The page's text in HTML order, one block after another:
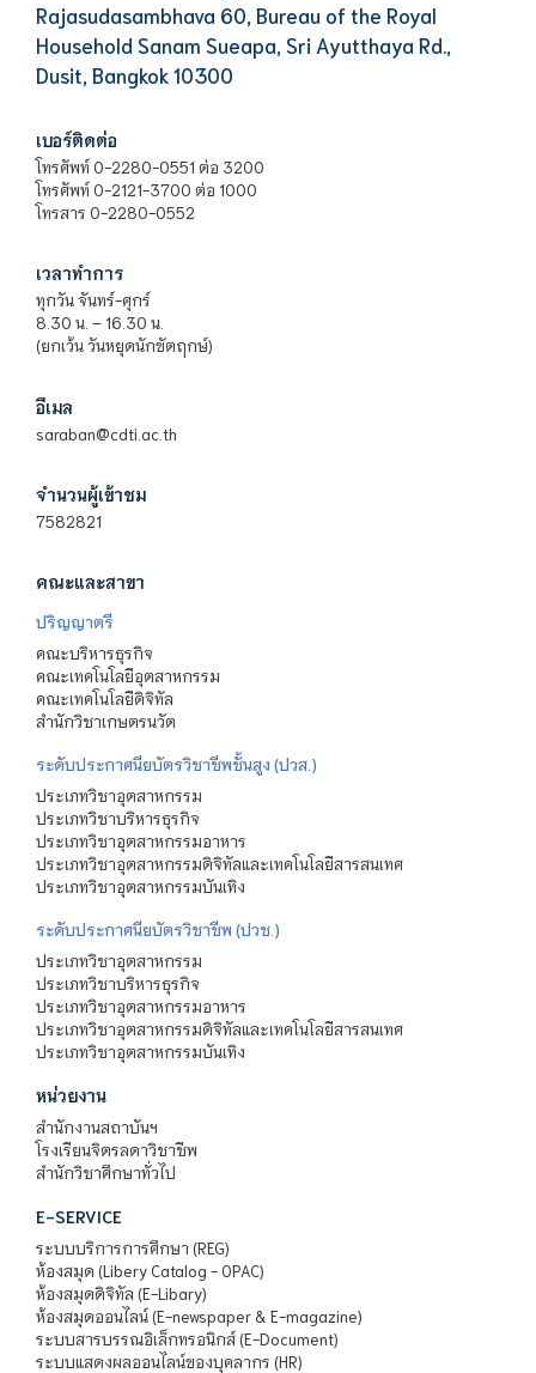
Rajasudasambhava 60, Bureau of the Royal
Household Sanam Sueapa, Sri Ayutthaya Rd.,
Dusit, Bangkok 10300
เบอร์ติดต่อ
โทรศัพท์ 0-2280-0551 ต่อ 3200
โทรศัพท์ 0-2121-3700 ต่อ 1000
โทรสาร 0-2280-0552
เวลาทำการ
ทุกวัน จันทร์-ศุกร์
8.30 น. – 16.30 น.
(ยกเว้น วันหยุดนักขัตฤกษ์)
อีเมล
saraban@cdti.ac.th
จำนวนผู้เข้าชม
7582821
คณะและสาขา
ปริญญาตรี
คณะบริหารธุรกิจ
คณะเทคโนโลยีอุตสาหกรรม
คณะเทคโนโลยีดิจิทัล
สำนักวิชาเกษตรนวัต
ระดับประกาศนียบัตรวิชาชีพชั้นสูง (ปวส.)
ประเภทวิชาอุตสาหกรรม
ประเภทวิชาบริหารธุรกิจ
ประเภทวิชาอุตสาหกรรมอาหาร
ประเภทวิชาอุตสาหกรรมดิจิทัลและเทคโนโลยีสารสนเทศ
ประเภทวิชาอุตสาหกรรมบันเทิง
ระดับประกาศนียบัตรวิชาชีพ (ปวช.)
ประเภทวิชาอุตสาหกรรม
ประเภทวิชาบริหารธุรกิจ
ประเภทวิชาอุตสาหกรรมอาหาร
ประเภทวิชาอุตสาหกรรมดิจิทัลและเทคโนโลยีสารสนเทศ
ประเภทวิชาอุตสาหกรรมบันเทิง
หน่วยงาน
สำนักงานสถาบันฯ
โรงเรียนจิตรลดาวิชาชีพ
สำนักวิชาศึกษาทั่วไป
E-SERVICE
ระบบบริการการศึกษา (REG)
ห้องสมุด (Libery Catalog - OPAC)
ห้องสมุดดิจิทัล (E-Libary)
ห้องสมุดออนไลน์ (E-newspaper & E-magazine)
ระบบสารบรรณอิเล็กทรอนิกส์ (E-Document)
ระบบแสดงผลออนไลน์ของบุคลากร (HR)